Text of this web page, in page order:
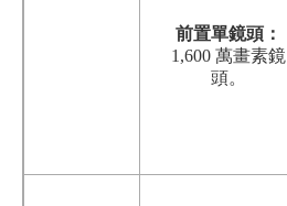
前置單鏡頭：
1,600 萬畫素鏡
頭。